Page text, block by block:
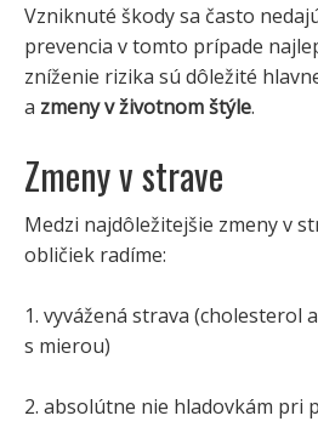
Vzniknuté škody sa často
prevencia v tomto prípade
zníženie rizika sú dôležité
a zmeny v životnom štýle.
Zmeny v strave
Medzi najdôležitejšie zmeny v
obličiek radíme:
1. vyvážená strava (cholesterol
s mierou)
2. absolútne nie hladovkám pri